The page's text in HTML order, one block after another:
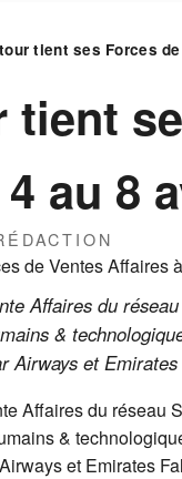
tient ses Forces
tient
au 8
Affaires du
&
Airways et
Affaires du réseau
&
et Emirates